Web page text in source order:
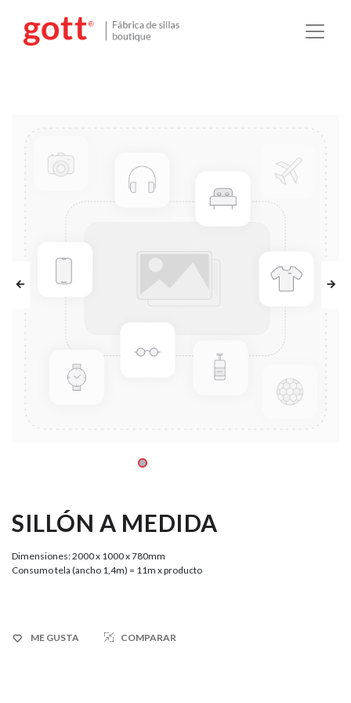
SILLÓN A MEDIDA
Dimensiones: 2000 x 1000 x 780mm
Consumo tela (ancho 1,4m) = 11m x producto
ME GUSTA COMPARAR